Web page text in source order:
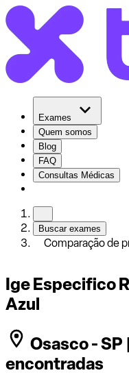
Exames
Quem somos
Blog
FAQ
Consultas Médicas
Buscar exames
Comparação de
Ige Especifico
Azul
Osasco - SP
encontradas